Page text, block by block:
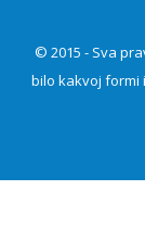
© 2015 - Sva
bilo kakvoj formi